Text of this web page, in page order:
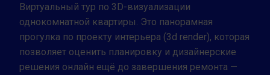
Виртуальный тур по 3D-визуализации
однокомнатной квартиры. Это панорамная
прогулка по проекту интерьера (3d render), которая
позволяет оценить планировку и дизайнерские
решения онлайн ещё до завершения ремонта —